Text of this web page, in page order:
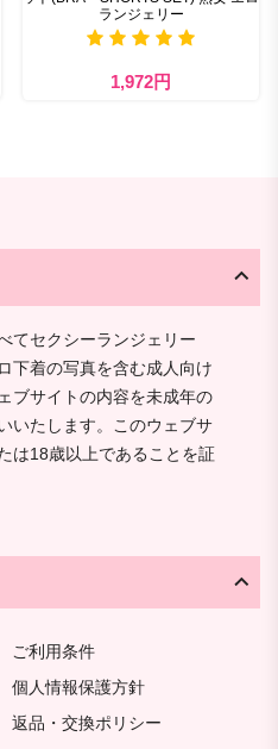
ランジェリー
1,972円
てセクシーランジェリー
下着の写真を含む成人向け
ブサイトの内容を未成年の
いたします。このウェブサ
は18歳以上であることを証
ご利用条件
個人情報保護方針
返品・交換ポリシー